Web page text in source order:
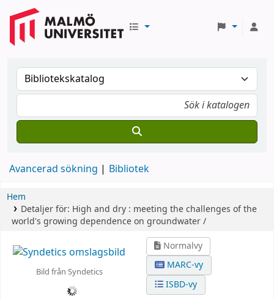
Avancerad sökning Bibliotek
Hem
Detaljer för: High and dry : meeting the challenges of the
world's growing dependence on groundwater /
Bild från Syndetics
Normalvy
MARC-vy
ISBD-vy